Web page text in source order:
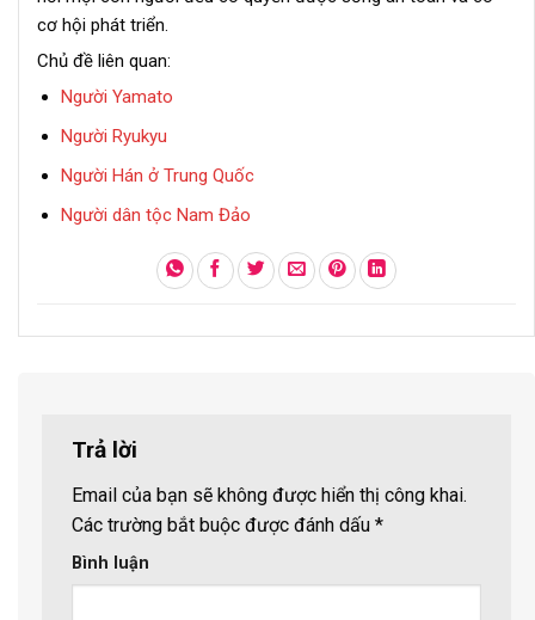
cơ hội phát triển.
Chủ đề liên quan:
Người Yamato
Người Ryukyu
Người Hán ở Trung Quốc
Người dân tộc Nam Đảo
Trả lời
Email của bạn sẽ không được hiển thị công khai.
Các trường bắt buộc được đánh dấu *
Bình luận